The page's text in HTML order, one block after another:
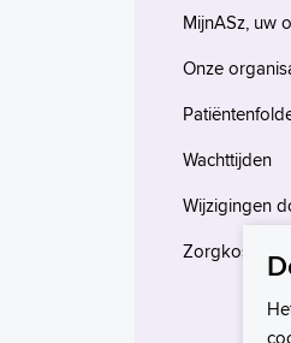
MijnASz, uw
Onze
Wachttijden
Wijzigingen
Zorgkosten